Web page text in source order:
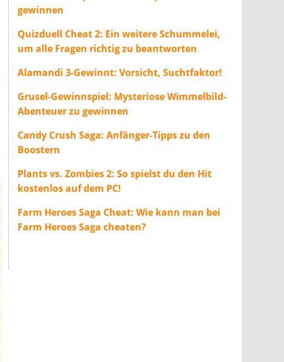
gewinnen
Quizduell Cheat 2: Ein weitere Schummelei,
um alle Fragen richtig zu beantworten
Alamandi 3-Gewinnt: Vorsicht, Suchtfaktor!
Grusel-Gewinnspiel: Mysteriose Wimmelbild-
Abenteuer zu gewinnen
Candy Crush Saga: Anfänger-Tipps zu den
Boostern
Plants vs. Zombies 2: So spielst du den Hit
kostenlos auf dem PC!
Farm Heroes Saga Cheat: Wie kann man bei
Farm Heroes Saga cheaten?